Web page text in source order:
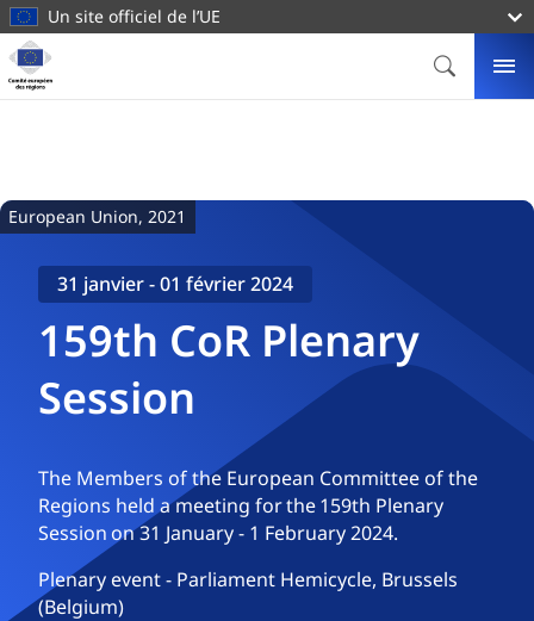
principalUn site officiel de l’UE
Page
d'accueil
Comité
31 janvier -01 février 2024
159th CoR Plenary
Session
The Members of the European Committee of the
Regions held a meeting for the 159th Plenary
Session on 31 January - 1 February 2024.
Plenary event - Parliament Hemicycle, Brussels
(Belgium)
European Union, 2021